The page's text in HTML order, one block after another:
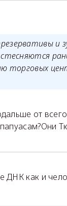
и
торговых
от
ДНК как и